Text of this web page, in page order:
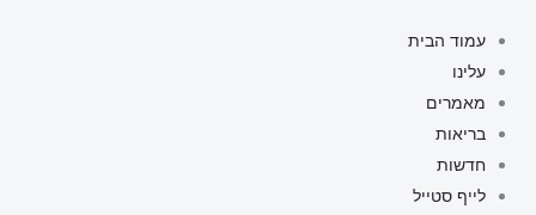
עמוד הבית
עלינו
מאמרים
בריאות
חדשות
לייף סטייל